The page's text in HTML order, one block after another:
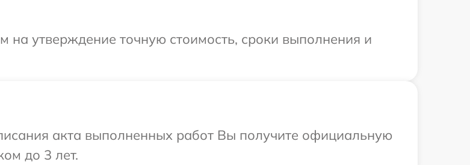
на утверждение точную стоимость, сроки выполнения и
акта выполненных работ Вы получите официальную
до 3 лет.